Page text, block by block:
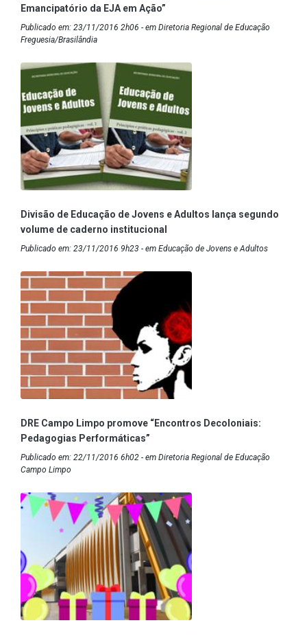
Emancipatório da EJA em Ação”
Publicado em: 23/11/2016 2h06 - em Diretoria Regional de Educação
Freguesia/Brasilândia
Divisão de Educação de Jovens e Adultos lança segundo
volume de caderno institucional
Publicado em: 23/11/2016 9h23 - em Educação de Jovens e Adultos
DRE Campo Limpo promove “Encontros Decoloniais:
Pedagogias Performáticas”
Publicado em: 22/11/2016 6h02 - em Diretoria Regional de Educação
Campo Limpo